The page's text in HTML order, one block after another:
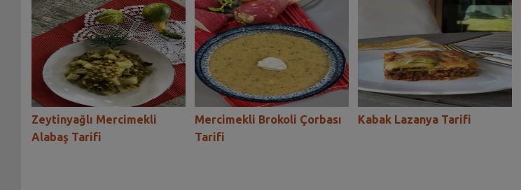
Zeytinyağlı Mercimekli
Alabaş Tarifi
Mercimekli Brokoli Çorbası
Tarifi
Kabak Lazanya Tarifi